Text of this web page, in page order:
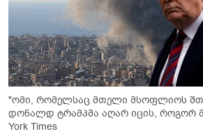
"ომი, რომელსაც მთელი მსოფლიოს
დონალდ ტრამპმა აღარ იცის, როგორ
York Times